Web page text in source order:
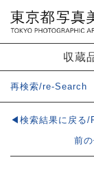
収蔵
再検索/re-Search
◀検索結果に戻る
前